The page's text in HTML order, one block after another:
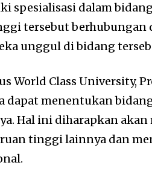
spesialisasi dalam
tersebut berhubungan
unggul di bidang
World Class University,
dapat menentukan
Hal ini diharapkan
tinggi lainnya dan